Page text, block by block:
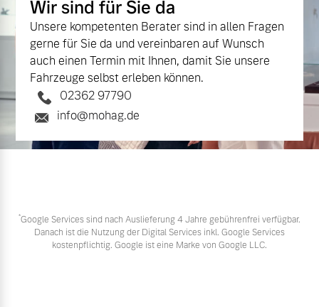
Wir sind für Sie da
Unsere kompetenten Berater sind in allen Fragen
gerne für Sie da und vereinbaren auf Wunsch
auch einen Termin mit Ihnen, damit Sie unsere
Fahrzeuge selbst erleben können.
02362 97790
info@mohag.de
*Google Services sind nach Auslieferung 4 Jahre gebührenfrei verfügbar.
Danach ist die Nutzung der Digital Services inkl. Google Services
kostenpflichtig. Google ist eine Marke von Google LLC.